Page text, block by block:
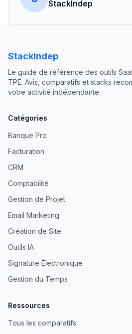
StackIndep
StackIndep
Le guide de référence des outils
TPE. Avis, comparatifs et stacks
votre activité indépendante.
Catégories
Banque Pro
Facturation
CRM
Comptabilité
Gestion de Projet
Email Marketing
Création de Site
Outils IA
Signature Électronique
Gestion du Temps
Ressources
Tous les comparatifs